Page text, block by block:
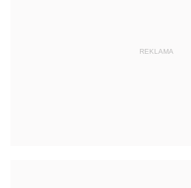
REKLAMA